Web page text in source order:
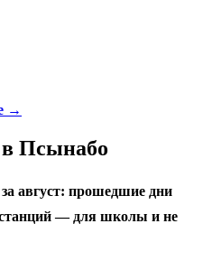
→
Псынабо
август: прошедшие дни
— для школы и не